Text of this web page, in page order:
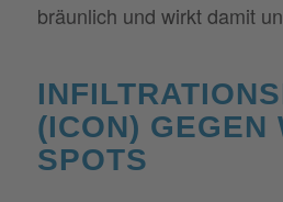
bräunlich und wirkt damit
(ICON) GEGEN
SPOTS